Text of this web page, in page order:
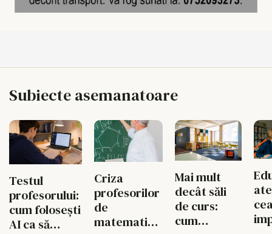
Subiecte asemanatoare
Testul
profesorului:
cum folosești
AI ca să
Criza
profesorilor
de
matematică,
Mai mult
decât săli
de curs:
cum